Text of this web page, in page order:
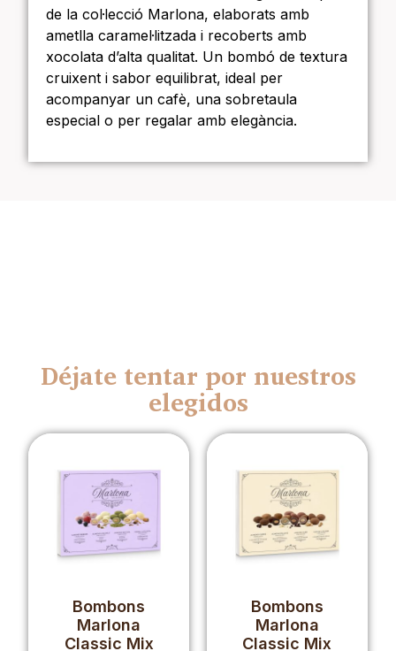
de la col·lecció Marlona, elaborats amb
ametlla caramel·litzada i recoberts amb
xocolata d’alta qualitat. Un bombó de textura
cruixent i sabor equilibrat, ideal per
acompanyar un cafè, una sobretaula
especial o per regalar amb elegància.
Déjate tentar por nuestros
elegidos
Bombons
Marlona
Classic Mix
Bombons
Marlona
Classic Mix